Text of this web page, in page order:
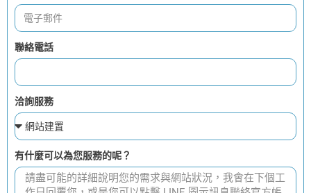
聯絡電話
洽詢服務
有什麼可以為您服務的呢？